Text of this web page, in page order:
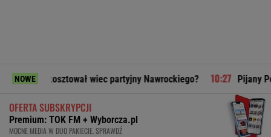
NOWEwiec partyjny Nawrockiego? Pijany Polak
OFERTA SUBSKRYPCJI
Premium: TOK FM + Wyborcza.pl
MOCNE MEDIA W DUO PAKIECIE. SPRAWDŹ